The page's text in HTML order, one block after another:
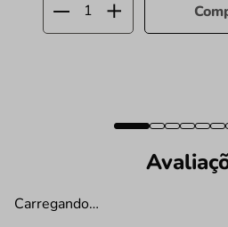
Carregando…